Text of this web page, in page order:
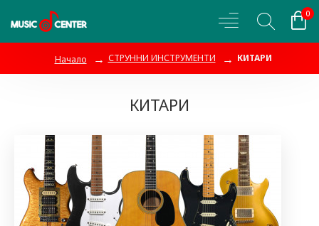
0
Начало СТРУННИ ИНСТРУМЕНТИ КИТАРИ
КИТАРИ